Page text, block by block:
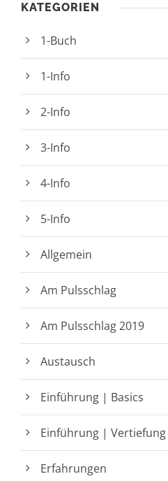
KATEGORIEN
1-Buch
1-Info
2-Info
3-Info
4-Info
5-Info
Allgemein
Am Pulsschlag
Am Pulsschlag 2019
Austausch
Einführung | Basics
Einführung | Vertiefung
Erfahrungen